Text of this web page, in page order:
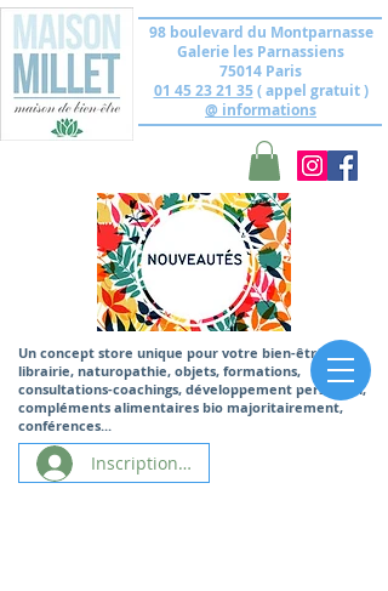
98 boulevard du Montparnasse
Galerie les Parnassiens
75014 Paris
01 45 23 21 35( appel gratuit )
@ informations
Un concept store unique pour votre bien-être,
librairie, naturopathie, objets, formations,
consultations-coachings, développement personnel,
compléments alimentaires bio majoritairement,
conférences...
Inscription/Connexion